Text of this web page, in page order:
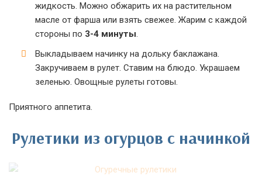
жидкость. Можно обжарить их на растительном
масле от фарша или взять свежее. Жарим с каждой
стороны по 3-4 минуты.
Выкладываем начинку на дольку баклажана.
Закручиваем в рулет. Ставим на блюдо. Украшаем
зеленью. Овощные рулеты готовы.
Приятного аппетита.
Рулетики из огурцов с начинкой